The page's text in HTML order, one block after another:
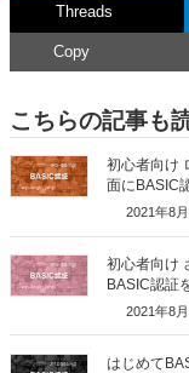
Threads
Copy
こちらの記事も
初心者向け
面にBASIC
2021年8
初心者向け
BASIC認証
2021年8
はじめて